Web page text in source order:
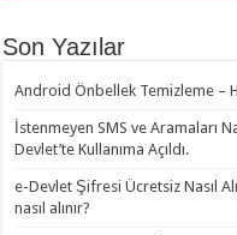
Son Yazılar
Android Önbellek Temizleme –
İstenmeyen SMS ve Aramaları
Devlet’te Kullanıma Açıldı.
e-Devlet Şifresi Ücretsiz Nasıl
nasıl alınır?